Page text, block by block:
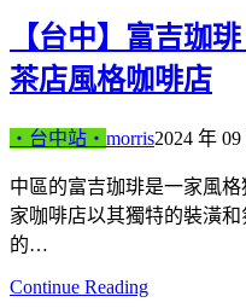
【台中】富吉珈
茶店風格咖啡店
‧台中站‧ morris2024 年 09
中區的富吉珈琲是一家風
家咖啡店以其獨特的裝潢
的…
Continue Reading